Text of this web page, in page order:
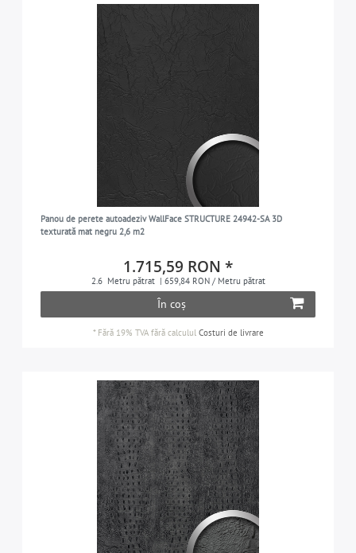
Panou de perete autoadeziv WallFace STRUCTURE 24942-SA 3D
texturată mat negru 2,6 m2
1.715,59 RON *
2.6 Metru pătrat | 659,84 RON / Metru pătrat
În coș
* Fără 19% TVAfără calculul Costuri de livrare